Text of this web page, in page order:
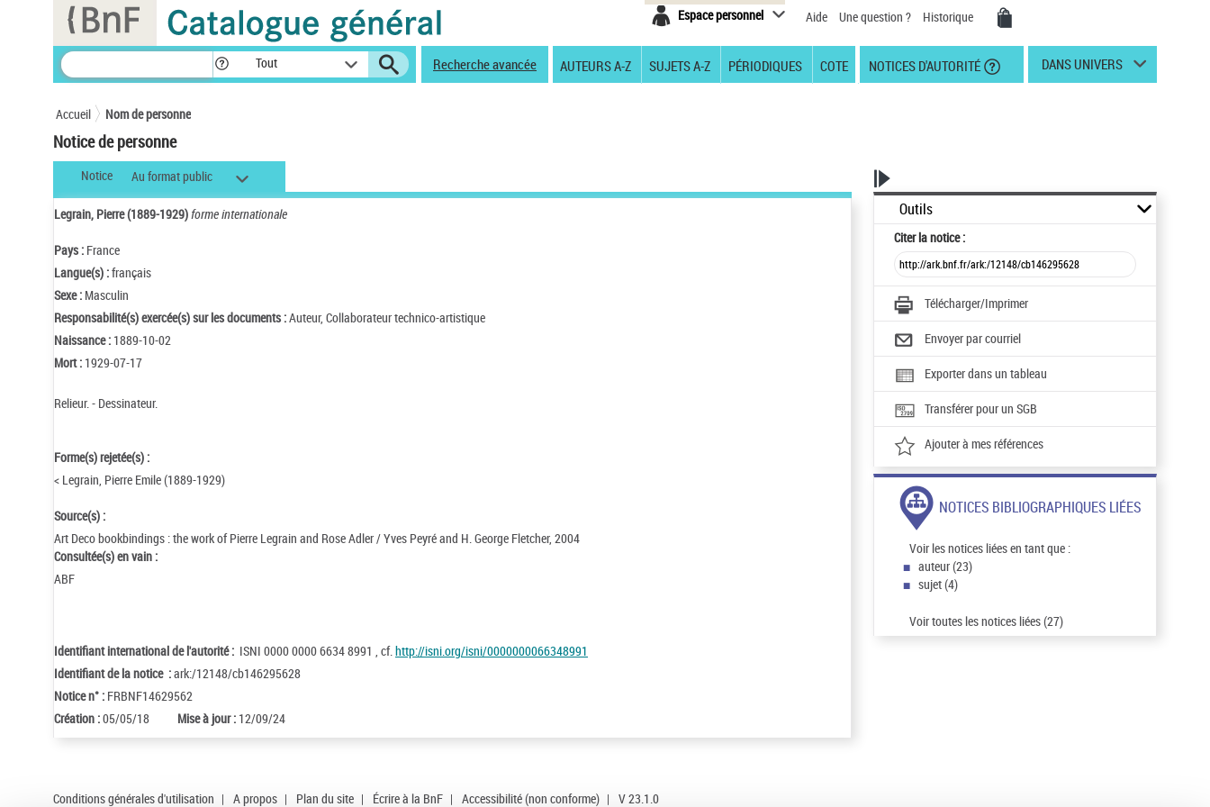
Espace personnel Aide Une question ? Historique
Tout Recherche avancée AUTEURS A-Z SUJETS A-Z PÉRIODIQUES COTE NOTICES D'AUTORITÉ DANS UNIVERS
Accueil Nom de personne
Notice de personne
Notice Au format public
Legrain, Pierre (1889-1929)forme internationale
Pays : France
Langue(s) :français
Sexe : Masculin
Responsabilité(s) exercée(s) sur les documents :Auteur, Collaborateur technico-artistique
Naissance : 1889-10-02
Mort : 1929-07-17
Relieur. - Dessinateur.
Forme(s) rejetée(s) :
< Legrain, Pierre Emile (1889-1929)
Source(s) :
Art Deco bookbindings : the work of Pierre Legrain and Rose Adler / Yves Peyré and H. George Fletcher, 2004
Consultée(s) en vain :
ABF
Identifiant international de l'autorité : ISNI 0000 0000 6634 8991 , cf.http://isni.org/isni/0000000066348991
Identifiant de la notice :ark:/12148/cb146295628
Notice n° : FRBNF14629562
Création :05/05/18 Mise à jour : 12/09/24
Outils
Citerla notice :
Télécharger/Imprimer
Envoyer par courriel
Exporter dans un tableau
Transférer pour un SGB
Ajouter à mes références
NOTICES BIBLIOGRAPHIQUES LIÉES
Voir les notices liées en tant que :
auteur (23)
sujet (4)
Voir toutes les notices liées (27)
Conditions générales d'utilisation | A propos | Plan du site | Écrire à la BnF | Accessibilité (non conforme) | V 23.1.0
Panneau de gestion des cookies